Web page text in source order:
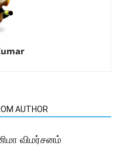
AUTHOR
விமர்சனம்